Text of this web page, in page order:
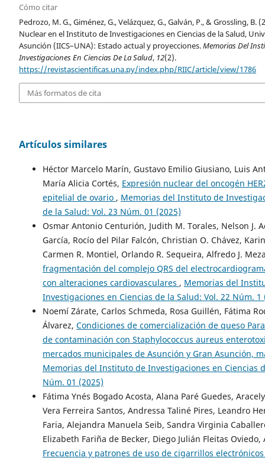
Cómo citar
Pedrozo, M. G., Giménez, G., Velázquez, G., Galván, P., & Grossling, B.
Nuclear en el Instituto de Investigaciones en Ciencias de la Salud,
Asunción (IICS–UNA): Estado actual y proyecciones.Memorias Del
Investigaciones En Ciencias De La Salud, 12(2).
https://revistascientificas.una.py/index.php/RIIC/article/view/1786
Más formatos de cita
Artículos similares
Héctor Marcelo Marín, Gustavo Emilio Giusiano, Luis
María Alicia Cortés, Expresión nuclear del oncogén
epitelial de ovario , Memorias del Instituto de
de la Salud: Vol. 23 Núm. 01 (2025)
Osmar Antonio Centurión, Judith M. Torales, Nelson J.
García, Rocío del Pilar Falcón, Christian O. Chávez,
Carmen R. Montiel, Orlando R. Sequeira, Alfredo J.
fragmentación del complejo QRS del
con alteraciones cardiovasculares , Memorias del
Investigaciones en Ciencias de la Salud: Vol. 22 Núm. 1
Noemí Zárate, Carlos Schmeda, Rosa Guillén, Fátima
Álvarez, Condiciones de comercialización de queso
de contaminación con Staphylococcus aureus
mercados municipales de Asunción y Gran Asunción,
Memorias del Instituto de Investigaciones en Ciencias
Núm. 01 (2025)
Fátima Ynés Bogado Acosta, Alana Paré Guedes,
Vera Ferreira Santos, Andressa Taliné Pires, Leandro
Faria, Alejandra Manuela Seib, Sandra Virginia
Elizabeth Fariña de Becker, Diego Julián Fleitas Oviedo,
Frecuencia y patrones de uso de cigarrillos